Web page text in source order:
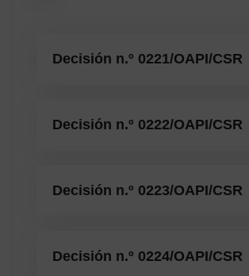
Decisión n.º 0221/OAPI/CSR
Decisión n.º 0222/OAPI/CSR
Decisión n.º 0223/OAPI/CSR
Decisión n.º 0224/OAPI/CSR